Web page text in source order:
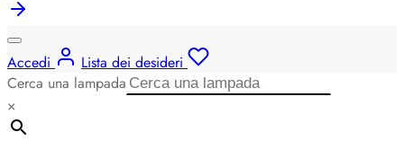
Accedi
Lista dei desideri
Cerca una lampada
×